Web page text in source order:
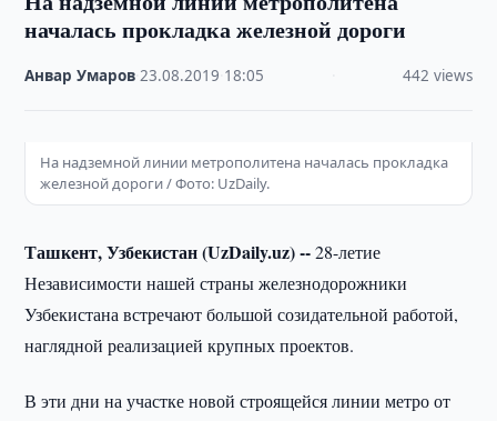
началась прокладка железной дороги
Анвар Умаров ·23.08.2019 18:05 442 views
На надземной линии метрополитена началась прокладка
железной дороги / Фото: UzDaily.
Ташкент, Узбекистан (UzDaily.uz) --28-летие
Независимости нашей страны железнодорожники
Узбекистана встречают большой созидательной работой,
наглядной реализацией крупных проектов.
В эти дни на участке новой строящейся линии метро от